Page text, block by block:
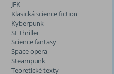
JFK
Klasická science fiction
Kyberpunk
SF thriller
Science fantasy
Space opera
Steampunk
Teoretické texty